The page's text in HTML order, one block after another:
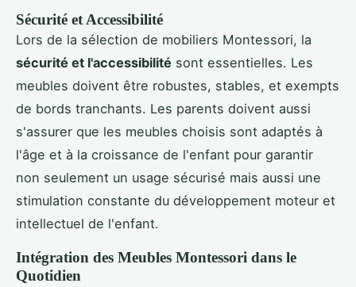
Sécurité et Accessibilité
Lors de la sélection de mobiliers Montessori, la
sécurité et l'accessibilité sont essentielles. Les
meubles doivent être robustes, stables, et exempts
de bords tranchants. Les parents doivent aussi
s'assurer que les meubles choisis sont adaptés à
l'âge et à la croissance de l'enfant pour garantir
non seulement un usage sécurisé mais aussi une
stimulation constante du développement moteur et
intellectuel de l'enfant.
Intégration des Meubles Montessori dans le
Quotidien